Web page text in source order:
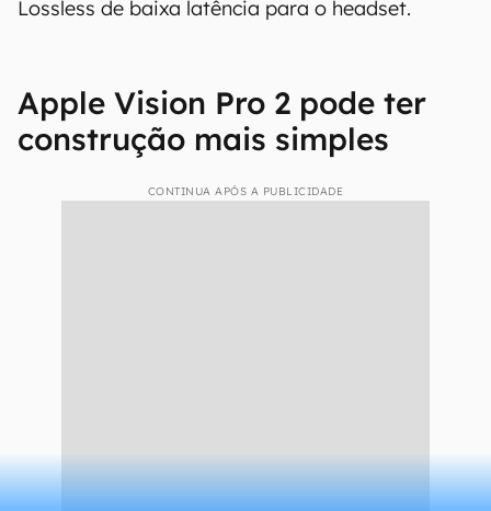
Lossless de baixa latência para o headset.
Apple Vision Pro 2 pode ter
construção mais simples
CONTINUA APÓS A PUBLICIDADE